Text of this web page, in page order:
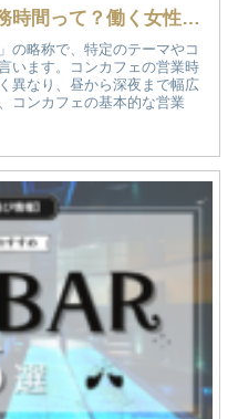
コンカフェの営業時間・勤務時間って？働く女性のための徹底解説
の略称で、特定のテーマやコ
います。コンカフェの営業時
異なり、昼から深夜まで幅広
コンカフェの基本的な営業